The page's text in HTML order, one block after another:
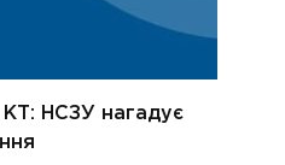
НСЗУ нагадує